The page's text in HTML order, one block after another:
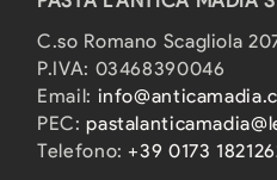
C.so Romano Scagliola
P.IVA: 03468390046
Email:
PEC:
Telefono: +39 0173